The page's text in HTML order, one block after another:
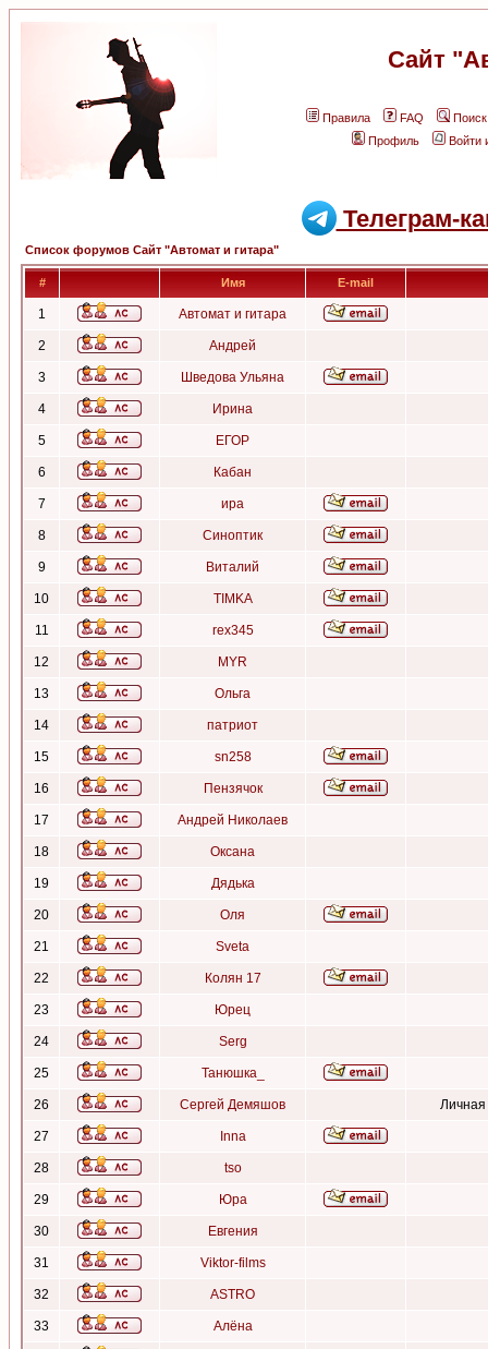
Сайт
Правила FAQ
Поиск
Профиль
Войти
Телеграм-
Список форумов Сайт "Автомат и гитара"
# Имя E-mail
1 Автомат и гитара
2 Андрей
3 Шведова Ульяна
4 Ирина
5 ЕГОР
6 Кабан
7 ира
8 Синоптик
9 Виталий
10 TIMKA
11 rex345
12 MYR
13 Ольга
14 патриот
15 sn258
16 Пензячок
17 Андрей Николаев
18 Оксана
19 Дядька
20 Оля
21 Sveta
22 Колян 17
23 Юрец
24 Serg
25 Танюшка_
26 Сергей Демяшов Личная
27 Inna
28 tso
29 Юра
30 Евгения
31 Viktor-films
32 ASTRO
33 Алёна